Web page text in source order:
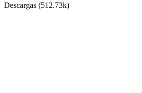
Descargas (512.73k)